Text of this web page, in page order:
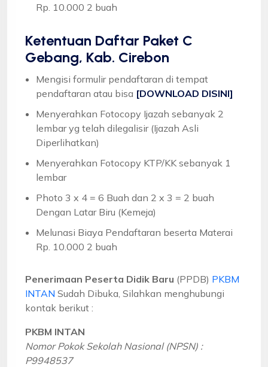
Rp. 10.000 2 buah
Ketentuan Daftar Paket C
Gebang, Kab. Cirebon
Mengisi formulir pendaftaran di tempat
pendaftaran atau bisa [DOWNLOAD DISINI]
Menyerahkan Fotocopy Ijazah sebanyak 2
lembar yg telah dilegalisir (Ijazah Asli
Diperlihatkan)
Menyerahkan Fotocopy KTP/KK sebanyak 1
lembar
Photo 3 x 4 = 6 Buah dan 2 x 3 = 2 buah
Dengan Latar Biru (Kemeja)
Melunasi Biaya Pendaftaran beserta Materai
Rp. 10.000 2 buah
Penerimaan Peserta Didik Baru (PPDB) PKBM
INTAN Sudah Dibuka, Silahkan menghubungi
kontak berikut :
PKBM INTAN
Nomor Pokok Sekolah Nasional (NPSN) :
P9948537